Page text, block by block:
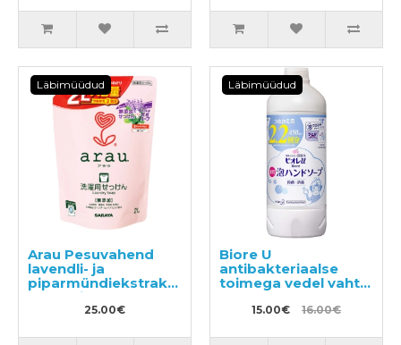
Läbimüüdud
Arau Pesuvahend
lavendli- ja
piparmündiekstraktiga
lasterõivaste
pesemiseks, täide
25.00€
Läbimüüdud
Biore U
antibakteriaalse
toimega vedel vaht-
tsitrusearoomiga,
15.00€ 16.00€